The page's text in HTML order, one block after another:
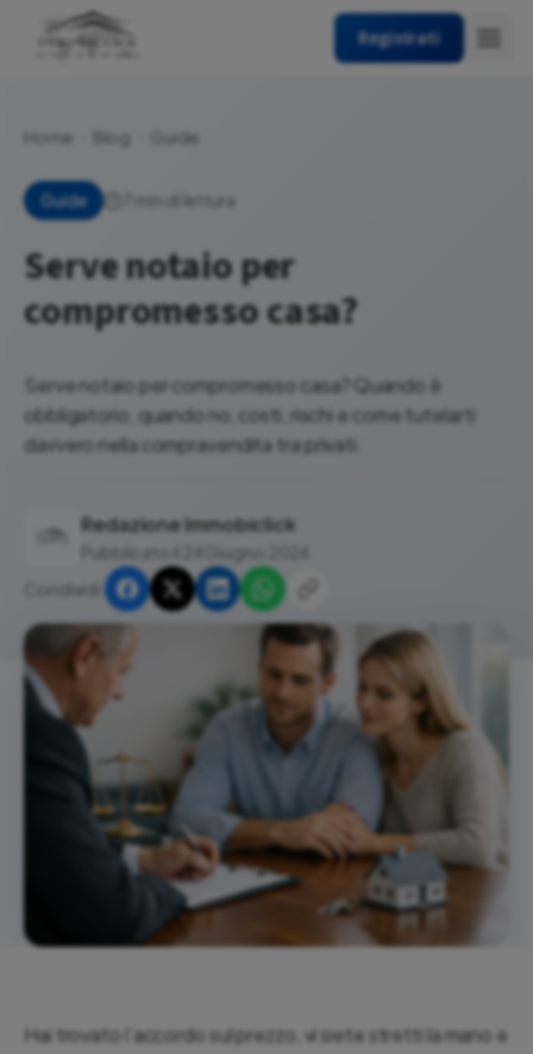
Registrati
Home Blog Guide
Guide 7 min di lettura
Serve notaio per
compromesso casa?
Serve notaio per compromesso casa? Quando è
obbligatorio, quando no, costi, rischi e come tutelarti
davvero nella compravendita tra privati.
Redazione Immobiclick
Pubblicato il 24 Giugno 2026
Condividi:
Hai trovato l’accordo sul prezzo, vi siete stretti la mano e